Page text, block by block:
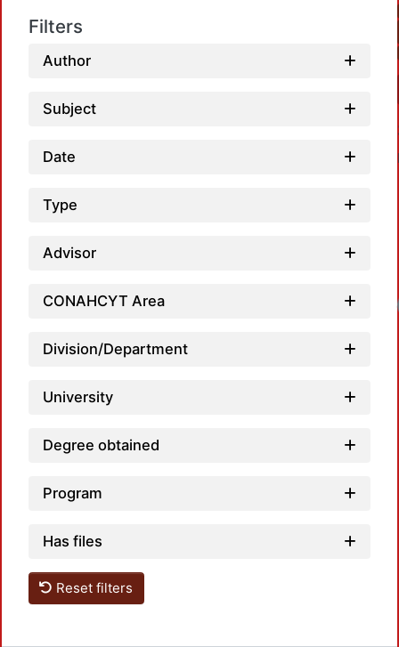
Filters
Author
Subject
Date
Type
Advisor
CONAHCYT Area
Division/Department
University
Degree obtained
Program
Has files
Reset filters